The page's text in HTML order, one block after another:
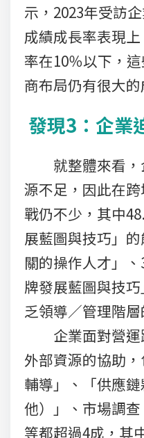
示，2023年受訪
成績成長率表現
率在10％以下，
商布局仍有很大的
發現3：企業
就整體來看，
源不足，因此在
戰仍不少，其中
展藍圖與技巧」
關的操作人才」
牌發展藍圖與技
乏領導／管理階
企業面對營運
外部資源的協助
輔導」、「供應
他）」、市場調
等都超過4成，其